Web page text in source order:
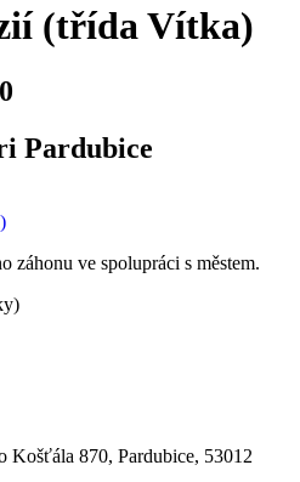
(třída Vítka)
Pardubice
záhonu ve spolupráci s městem.
Košťála 870, Pardubice, 53012